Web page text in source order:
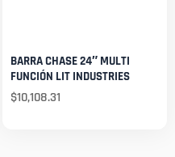
BARRA CHASE 24″ MULTI
FUNCIÓN LIT INDUSTRIES
$10,108.31